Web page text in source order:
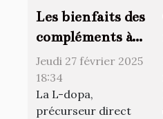
Les bienfaits des
compléments à
base de L-dopa
sur la motricité
Jeudi 27 février 2025
18:34
La L-dopa,
précurseur direct